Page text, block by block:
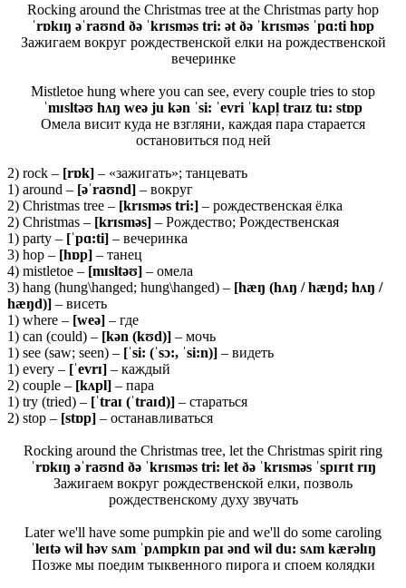
Rocking around the Christmas tree at the Christmas party hop
ˈrɒkɪŋ əˈraʊnd ðə ˈkrɪsməs tri: ət ðə ˈkrɪsməs ˈpɑ:ti hɒp
Зажигаем вокруг рождественской елки на рождественской
вечеринке
Mistletoe hung where you can see, every couple tries to stop
ˈmɪsltəʊ hʌŋ weə ju kən ˈsi: ˈevri ˈkʌpl̩ traɪz tu: stɒp
Омела висит куда не взгляни, каждая пара старается
остановиться под ней
2) rock – [rɒk] – «зажигать»; танцевать
1) around – [əˈraʊnd] – вокруг
2) Christmas tree – [krɪsməs tri:] – рождественская ёлка
2) Christmas – [krɪsməs] – Рождество; Рождественская
1) party – [ˈpɑ:ti] – вечеринка
3) hop – [hɒp] – танец
4) mistletoe – [mɪsltəʊ] – омела
3) hang (hung\hanged; hung\hanged) – [hæŋ (hʌŋ / hæŋd; hʌŋ /
hæŋd)] – висеть
1) where – [weə] – где
1) can (could) – [kən (kʊd)] – мочь
1) see (saw; seen) – [ˈsi: (ˈsɔ:, ˈsi:n)] – видеть
1) every – [ˈevrɪ] – каждый
2) couple – [kʌpl] – пара
1) try (tried) – [ˈtraɪ (ˈtraɪd)] – стараться
2) stop – [stɒp] – останавливаться
Rocking around the Christmas tree, let the Christmas spirit ring
ˈrɒkɪŋ əˈraʊnd ðə ˈkrɪsməs tri: let ðə ˈkrɪsməs ˈspɪrɪt rɪŋ
Зажигаем вокруг рождественской елки, позволь
рождественскому духу звучать
Later we'll have some pumpkin pie and we'll do some caroling
ˈleɪtə wil həv sʌm ˈpʌmpkɪn paɪ ənd wil du: sʌm kærəlɪŋ
Позже мы поедим тыквенного пирога и споем колядки